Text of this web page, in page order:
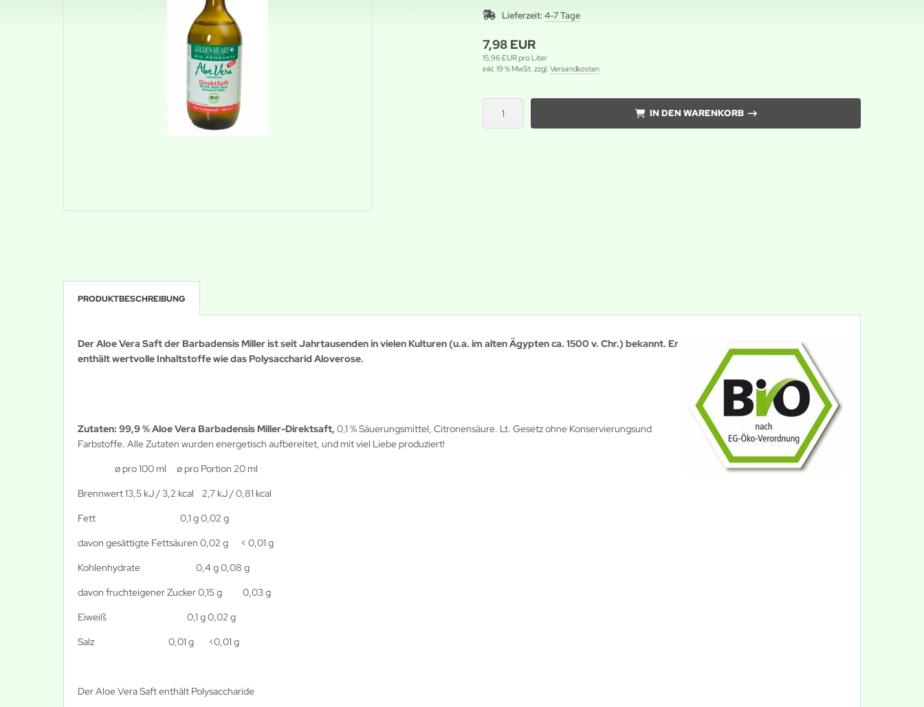
Lieferzeit:4-7 Tage
7,98 EUR
15,96 EUR pro Liter
inkl. 19 % MwSt. zzgl. Versandkosten
IN DEN WARENKORB
PRODUKTBESCHREIBUNG
Der Aloe Vera Saft der Barbadensis Miller ist seit Jahrtausenden in vielen Kulturen (u.a. im alten Ägypten ca. 1500 v. Chr.) bekannt. Er
enthält wertvolle Inhaltstoffe wie das Polysaccharid Aloverose.
Zutaten: 99,9 % Aloe Vera Barbadensis Miller-Direktsaft, 0,1 % Säuerungsmittel, Citronensäure. Lt. Gesetz ohne Konservierungsund
Farbstoffe. Alle Zutaten wurden energetisch aufbereitet, und mit viel Liebe produziert!
ø pro 100 ml
ø pro Portion 20 ml
Brennwert13,5 kJ / 3,2 kcal 2,7 kJ / 0,81 kcal
Fett
0,1 g0,02 g
davon gesättigte Fettsäuren 0,02 g < 0,01 g
Kohlenhydrate 0,4 g0,08 g
davon fruchteigener Zucker 0,15 g 0,03 g
Eiweiß
0,1 g0,02 g
Salz
0,01 g <0,01 g
Der Aloe Vera Saft enthält Polysaccharide